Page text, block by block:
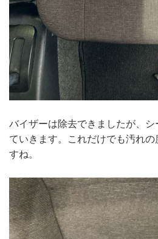
バイザーは除去できましたが、
ていきます。これだけでも汚れ
すね。